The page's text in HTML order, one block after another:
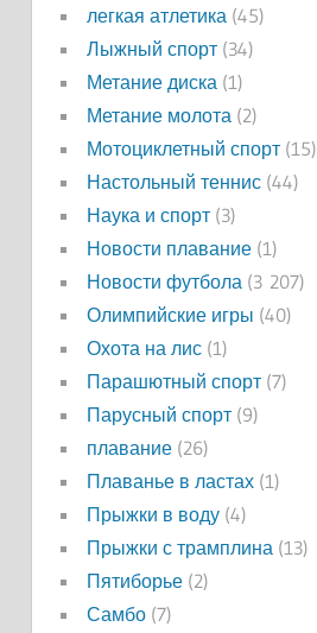
легкая атлетика (45)
Лыжный спорт(34)
Метание диска (1)
Метание молота (2)
Мотоциклетный спорт(15)
Настольный теннис(44)
Наука и спорт(3)
Новости плавание(1)
Новости футбола (3 207)
Олимпийские игры (40)
Охота на лис(1)
Парашютный спорт(7)
Парусный спорт(9)
плавание(26)
Плаванье в ластах(1)
Прыжки в воду(4)
Прыжки с трамплина (13)
Пятиборье(2)
Самбо(7)